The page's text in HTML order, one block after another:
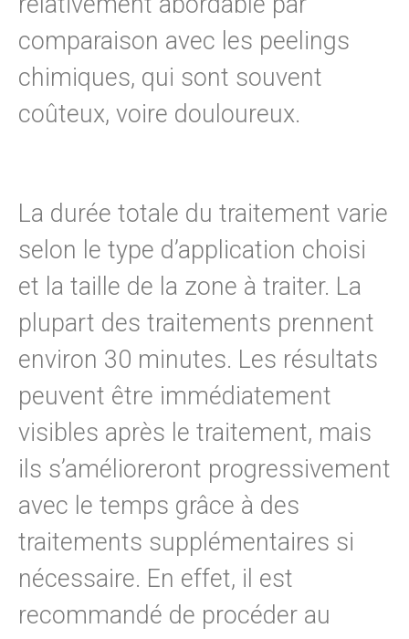
comparaison avec les peelings
chimiques, qui sont souvent
coûteux, voire douloureux.
La durée totale du traitement varie
selon le type d’application choisi
et la taille de la zone à traiter. La
plupart des traitements prennent
environ 30 minutes. Les résultats
peuvent être immédiatement
visibles après le traitement, mais
ils s’amélioreront progressivement
avec le temps grâce à des
traitements supplémentaires si
nécessaire. En effet, il est
recommandé de procéder au